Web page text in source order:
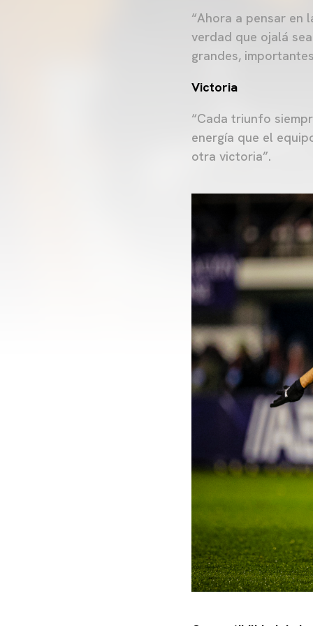
“Ahora a pensar en
verdad que ojalá
grandes,
Victoria
“Cada triunfo
energía que el
otra victoria”.